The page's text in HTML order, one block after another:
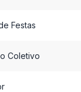
Festas
Coletivo